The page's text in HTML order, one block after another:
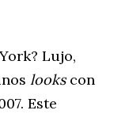
Lujo,
looks con
Este